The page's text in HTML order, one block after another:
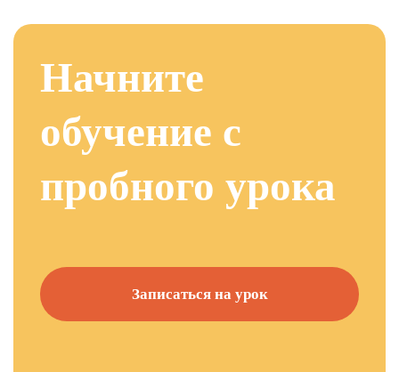
Начните
обучение с
пробного урока
Записаться на урок